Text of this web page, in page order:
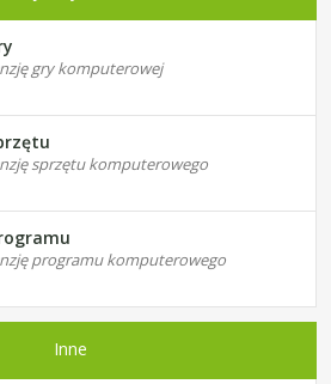
gry komputerowej
sprzętu komputerowego
programu komputerowego
Inne